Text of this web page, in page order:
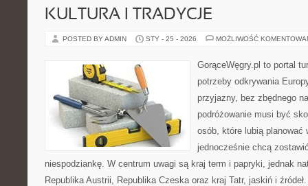
KULTURA I TRADYCJE
POSTED BY ADMIN STY - 25 - 2026 MOŻLIWOŚĆ
GorąceWęgry.pl to portal
potrzeby odkrywania
przyjazny, bez zbędnego
podróżowanie musi być
osób, które lubią
jednocześnie chcą
niespodziankę. W centrum uwagi są kraj term i papryki, jednak
Republika Austrii, Republika Czeska oraz kraj Tatr, jaskiń i